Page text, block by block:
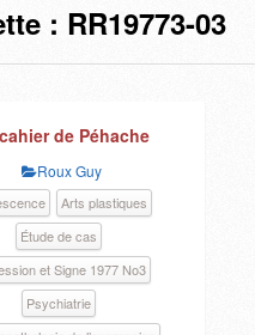
: RR19773-03
de Péhache
Roux Guy
Arts plastiques
Étude de cas
et Signe 1977 No3
Psychiatrie